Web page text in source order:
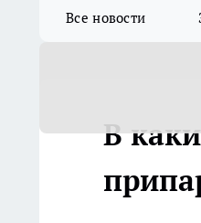
Все новости
В